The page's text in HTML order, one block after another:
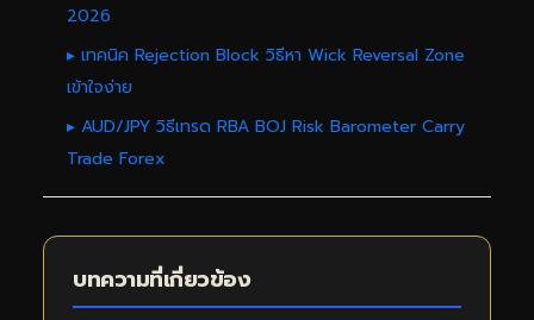
2026
▸ เทคนิค Rejection Block วิธีหา Wick Reversal Zone
เข้าใจง่าย
▸ AUD/JPY วิธีเทรด RBA BOJ Risk Barometer Carry
Trade Forex
บทความที่เกี่ยวข้อง